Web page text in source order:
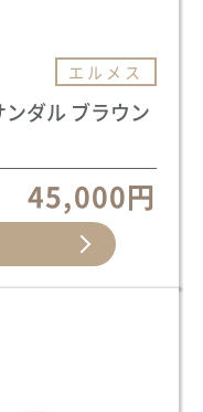
エルメス
ダル ブラウン
45,000円